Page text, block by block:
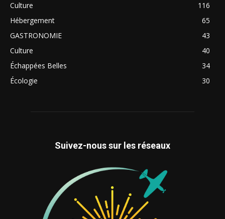
Culture
116
Hébergement
65
GASTRONOMIE
43
Culture
40
Échappées Belles
34
Écologie
30
Suivez-nous sur les réseaux